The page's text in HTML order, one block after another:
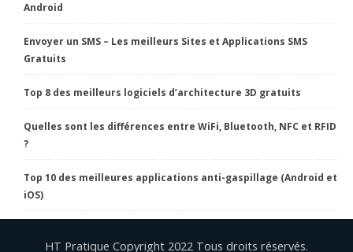
Android
Envoyer un SMS – Les meilleurs Sites et Applications SMS
Gratuits
Top 8 des meilleurs logiciels d’architecture 3D gratuits
Quelles sont les différences entre WiFi, Bluetooth, NFC et RFID
?
Top 10 des meilleures applications anti-gaspillage (Android et
iOS)
HT Pratique Copyright 2022 Tous droits réservés.